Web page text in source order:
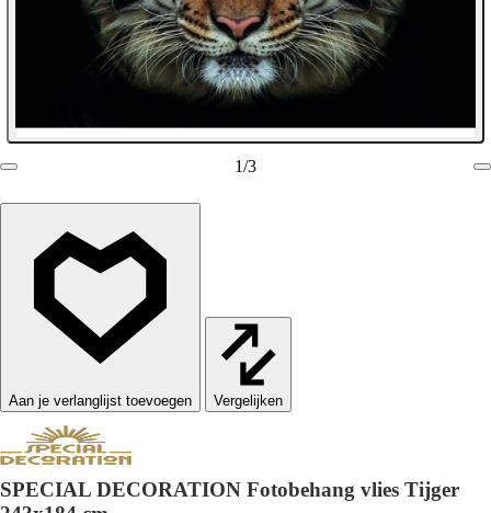
1/3
Vergelijken
SPECIAL DECORATION Fotobehang vlies Tijger